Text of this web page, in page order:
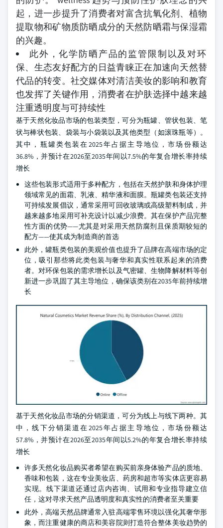
起，进一步提升了消费者对富含抗氧化剂、植物
提取物和矿物质防晒成分的天然防晒霜与保湿霜
的兴趣。
此外，化学防晒产品的监管限制以及对环
保、生态友好配方的日益青睐正在加速向天然替
代品的转变。社交媒体对清洁美妆的影响和教育
也发挥了关键作用，消费者在护肤选择中越来越
注重透明度与可持续性
基于天然化妆品市场的包装类型，可分为瓶罐、管状包装、笔
状与棒状包装、袋装与小袋装以及其他类型（如滚珠瓶等）。
其中，瓶罐类包装在2025年占据主导地位，市场份额达
36.8%，并预计在2026至2035年间以7.5%的年复合增长率持续
增长
这些包装形式适用于多种配方，包括在天然护肤和身体护理
领域常见的面霜、乳液、精华液和面膜。瓶罐类包装还支持
可持续发展倡议，通常采用可回收玻璃或高级塑料制成，并
越来越多地采用可补充设计以减少浪费。其在保护产品完整
性方面的优势——尤其是对采用天然防腐剂且保质期较短的
配方——使其成为制造商的首选
此外，罐瓶类包装的美观价值也提升了品牌在高端市场的定
位，吸引那些将此类包装与奢华和真实性联系起来的消费
者。对环保包装的需求增长以及气密罐、生物降解材料等创
新进一步巩固了其主导地位，确保该类别在2035年前持续增
长
基于天然化妆品市场的分销渠道，可分为线上与线下两种。其
中，线下分销渠道在2025年占据主导地位，市场份额达
57.8%，并预计在2026至2035年间以5.2%的年复合增长率持续
增长
许多天然化妆品购买者希望在购买前亲身体验产品的质地、
香味和包装，这在专业美妆店、药房和超市等实体店更容易
实现。线下渠道还通过店内咨询、试用和专业指导建立信
任，这对寻求天然产品透明度和真实性的消费者至关重要
此外，高端天然品牌通常入驻高端零售环境以强化其奢华形
象，而注重健康的商店和美容院则打造符合整体美妆趋势的